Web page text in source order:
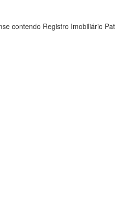
contendo Registro Imobiliário